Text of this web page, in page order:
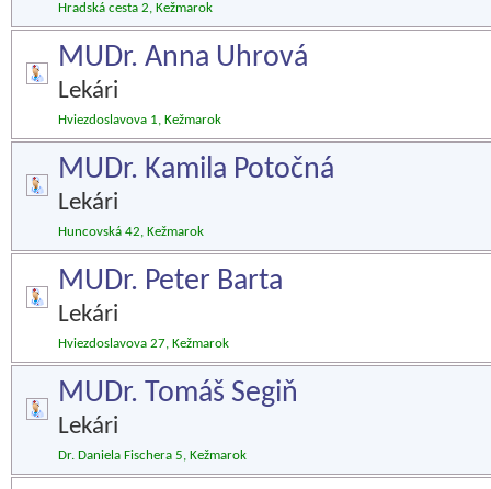
Hradská cesta 2, Kežmarok
MUDr. Anna Uhrová
Lekári
Hviezdoslavova 1, Kežmarok
MUDr. Kamila Potočná
Lekári
Huncovská 42, Kežmarok
MUDr. Peter Barta
Lekári
Hviezdoslavova 27, Kežmarok
MUDr. Tomáš Segiň
Lekári
Dr. Daniela Fischera 5, Kežmarok